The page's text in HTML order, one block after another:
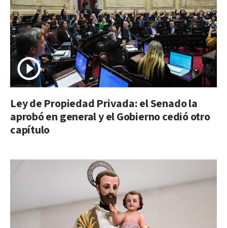
Ley de Propiedad Privada: el Senado la
aprobó en general y el Gobierno cedió otro
capítulo